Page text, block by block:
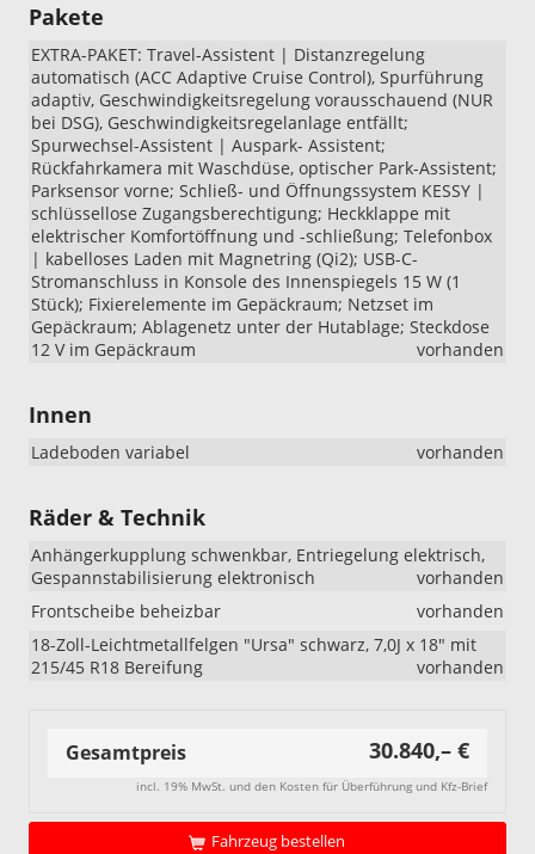
Pakete
EXTRA-PAKET: Travel-Assistent | Distanzregelung
automatisch (ACC Adaptive Cruise Control), Spurführung
adaptiv, Geschwindigkeitsregelung vorausschauend (NUR
bei DSG), Geschwindigkeitsregelanlage entfällt;
Spurwechsel-Assistent | Auspark- Assistent;
Rückfahrkamera mit Waschdüse, optischer Park-Assistent;
Parksensor vorne; Schließ- und Öffnungssystem KESSY |
schlüssellose Zugangsberechtigung; Heckklappe mit
elektrischer Komfortöffnung und -schließung; Telefonbox
| kabelloses Laden mit Magnetring (Qi2); USB-C-
Stromanschluss in Konsole des Innenspiegels 15 W (1
Stück); Fixierelemente im Gepäckraum; Netzset im
Gepäckraum; Ablagenetz unter der Hutablage; Steckdose
12 V im Gepäckraum
vorhanden
Innen
Ladeboden variabel vorhanden
Räder & Technik
Anhängerkupplung schwenkbar, Entriegelung elektrisch,
Gespannstabilisierung elektronisch
vorhanden
Frontscheibe beheizbar
vorhanden
18-Zoll-Leichtmetallfelgen "Ursa" schwarz, 7,0J x 18" mit
215/45 R18 Bereifung
vorhanden
Gesamtpreis 30.840,– €
incl. 19% MwSt. und den Kosten für Überführung und Kfz-Brief
Fahrzeug bestellen